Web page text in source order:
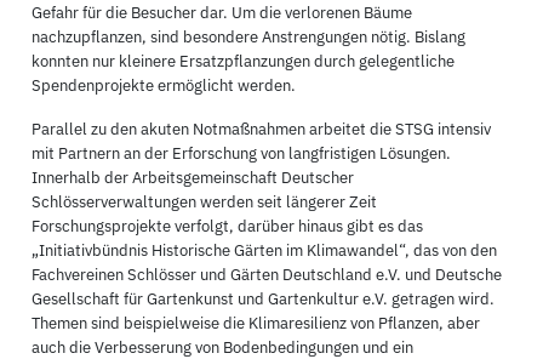
Gefahr für die Besucher dar. Um die verlorenen Bäume
nachzupflanzen, sind besondere Anstrengungen nötig. Bislang
konnten nur kleinere Ersatzpflanzungen durch gelegentliche
Spendenprojekte ermöglicht werden.
Parallel zu den akuten Notmaßnahmen arbeitet die STSG intensiv
mit Partnern an der Erforschung von langfristigen Lösungen.
Innerhalb der Arbeitsgemeinschaft Deutscher
Schlösserverwaltungen werden seit längerer Zeit
Forschungsprojekte verfolgt, darüber hinaus gibt es das
„Initiativbündnis Historische Gärten im Klimawandel“, das von den
Fachvereinen Schlösser und Gärten Deutschland e.V. und Deutsche
Gesellschaft für Gartenkunst und Gartenkultur e.V. getragen wird.
Themen sind beispielweise die Klimaresilienz von Pflanzen, aber
auch die Verbesserung von Bodenbedingungen und ein